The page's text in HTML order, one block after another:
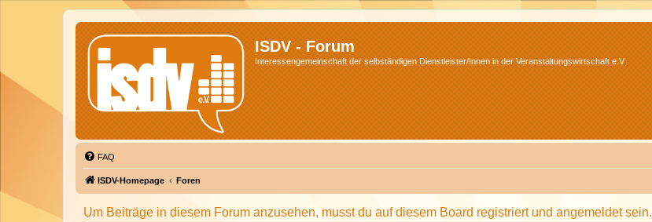
ISDV - Forum
Interessengemeinschaft der selbständigen Dienstleister/Innen in der Veranstaltungswirtschaft e.V.
FAQ
ISDV-Homepage Foren
Um Beiträge in diesem Forum anzusehen, musst du auf diesem Board registriert und angemeldet sein.